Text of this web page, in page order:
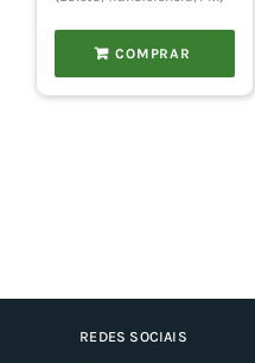
COMPRAR
REDES SOCIAIS